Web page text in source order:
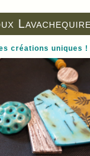
créations uniques !
ici.
!